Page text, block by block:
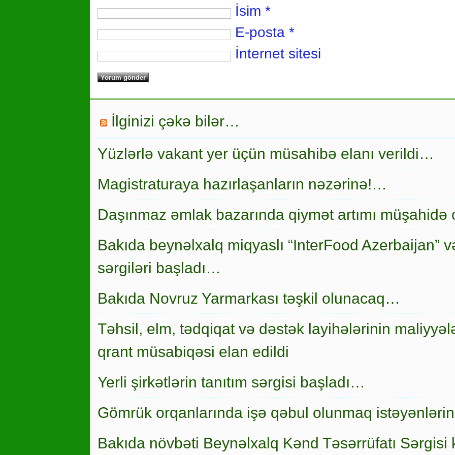
İsim *
E-posta *
İnternet sitesi
İlginizi çəkə bilər…
Yüzlərlə vakant yer üçün müsahibə elanı verildi…
Magistraturaya hazırlaşanların nəzərinə!…
Daşınmaz əmlak bazarında qiymət artımı
Bakıda beynəlxalq miqyaslı “InterFood Azerbaijan”
sərgiləri başladı…
Bakıda Novruz Yarmarkası təşkil olunacaq…
Təhsil, elm, tədqiqat və dəstək layihələrinin
qrant müsabiqəsi elan edildi
Yerli şirkətlərin tanıtım sərgisi başladı…
Gömrük orqanlarında işə qəbul olunmaq
Bakıda növbəti Beynəlxalq Kənd Təsərrüfatı